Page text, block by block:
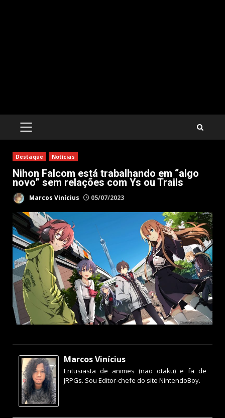
PRIMARY
Destaque Notícias
Nihon Falcom está trabalhando em “algo
novo” sem relações com Ys ou Trails
Marcos Vinícius 05/07/2023
Marcos Vinícius
Entusiasta de animes (não otaku) e fã de
JRPGs. Sou Editor-chefe do site NintendoBoy.